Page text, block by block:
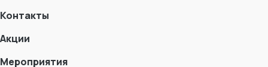
Контакты
Акции
Мероприятия